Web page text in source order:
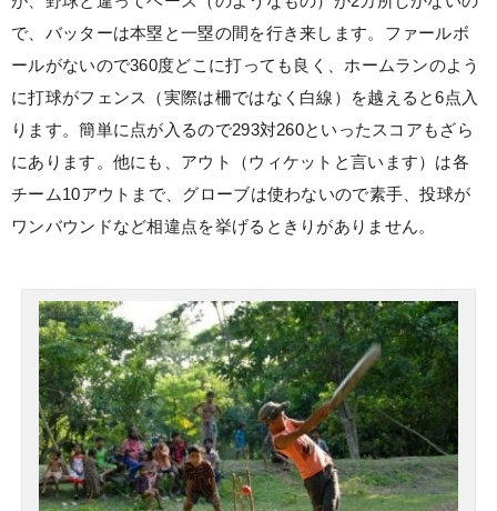
で、バッターは本塁と一塁の間を行き来します。ファールボ
ールがないので360度どこに打っても良く、ホームランのよう
に打球がフェンス（実際は柵ではなく白線）を越えると6点入
ります。簡単に点が入るので293対260といったスコアもざら
にあります。他にも、アウト（ウィケットと言います）は各
チーム10アウトまで、グローブは使わないので素手、投球が
ワンバウンドなど相違点を挙げるときりがありません。